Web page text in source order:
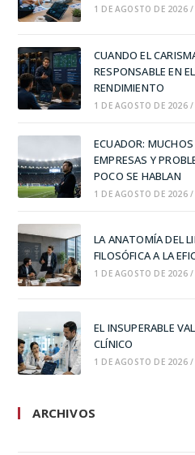
1 DE AGOSTO DE 2026 /
CUANDO EL
RESPONSABLE EN
RENDIMIENTO
1 DE AGOSTO DE 2026 /
ECUADOR:
EMPRESAS Y
POCO SE HABLAN
1 DE AGOSTO DE 2026 /
LA ANATOMÍA DEL
FILOSÓFICA A LA
1 DE AGOSTO DE 2026 /
EL INSUPERABLE
CLÍNICO
1 DE AGOSTO DE 2026 /
ARCHIVOS